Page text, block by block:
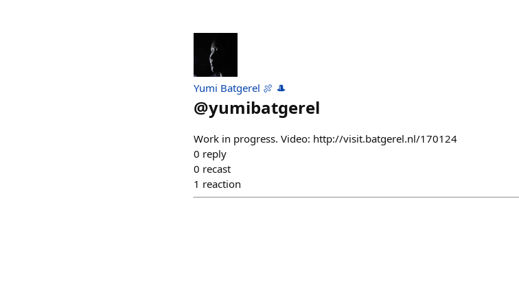
Yumi Batgerel 🍖 🎩
@yumibatgerel
Work in progress. Video: http://visit.batgerel.nl/170124
0 reply
0 recast
1 reaction